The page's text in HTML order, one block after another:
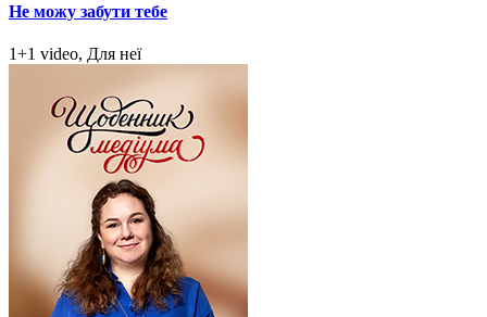
Не можу забути тебе
1+1 video, Для неї